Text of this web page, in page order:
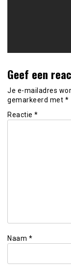
Geef een
Je e-mailadres
gemarkeerd met *
Reactie *
Naam *